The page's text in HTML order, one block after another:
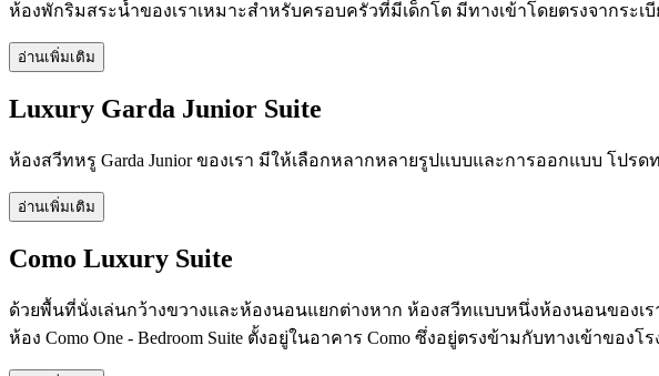
ห้องพักริมสระน้ำของเราเหมาะสำหรับครอบครัวที่มีเด็กโต มีทางเข้าโดยตรงจากระ
อ่านเพิ่มเติม
Luxury Garda Junior Suite
ห้องสวีทหรู Garda Junior ของเรา มีให้เลือกหลากหลายรูปแบบและการออกแบบ โป
อ่านเพิ่มเติม
Como Luxury Suite
ด้วยพื้นที่นั่งเล่นกว้างขวางและห้องนอนแยกต่างหาก ห้องสวีทแบบหนึ่งห้องนอนของเ
ห้อง Como One - Bedroom Suite ตั้งอยู่ในอาคาร Como ซึ่งอยู่ตรงข้ามกับทางเข้าขอ